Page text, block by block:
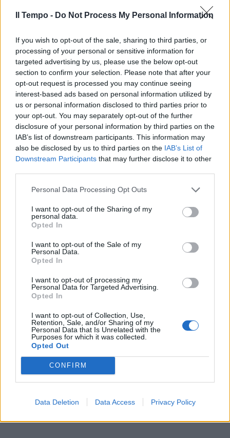
Il Tempo - Do Not Process My Personal Information
If you wish to opt-out of the sale, sharing to third parties, or
processing of your personal or sensitive information for
targeted advertising by us, please use the below opt-out
section to confirm your selection. Please note that after your
opt-out request is processed you may continue seeing
interest-based ads based on personal information utilized by
us or personal information disclosed to third parties prior to
your opt-out. You may separately opt-out of the further
disclosure of your personal information by third parties on the
IAB’s list of downstream participants. This information may
also be disclosed by us to third parties on the IAB’s List of
Downstream Participants that may further disclose it to other
Personal Data Processing Opt Outs
I want to opt-out of the Sharing of my
personal data.
Opted In
I want to opt-out of the Sale of my
Personal Data.
Opted In
I want to opt-out of processing my
Personal Data for Targeted Advertising.
Opted In
I want to opt-out of Collection, Use,
Retention, Sale, and/or Sharing of my
Personal Data that Is Unrelated with the
Purposes for which it was collected.
Opted Out
CONFIRM
Data Deletion Data Access Privacy Policy
In evidenza